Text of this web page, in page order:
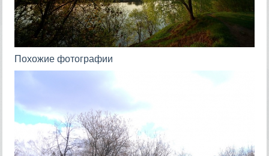
Похожие фотографии